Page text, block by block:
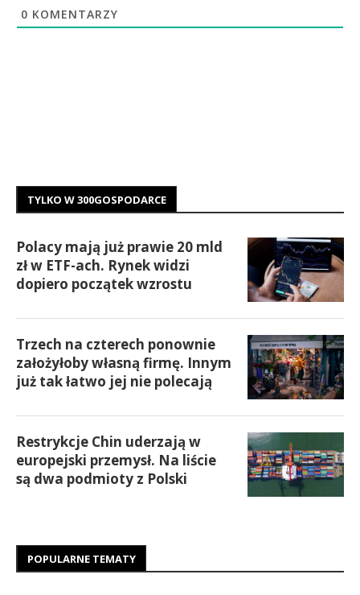
0 KOMENTARZY
TYLKO W 300GOSPODARCE
Polacy mają już prawie 20 mld
zł w ETF-ach. Rynek widzi
dopiero początek wzrostu
Trzech na czterech ponownie
założyłoby własną firmę. Innym
już tak łatwo jej nie polecają
Restrykcje Chin uderzają w
europejski przemysł. Na liście
są dwa podmioty z Polski
POPULARNE TEMATY